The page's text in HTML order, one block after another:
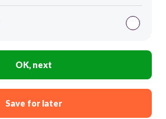
OK, next
Save for later